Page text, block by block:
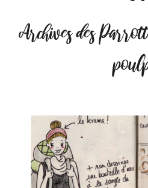
Archives des